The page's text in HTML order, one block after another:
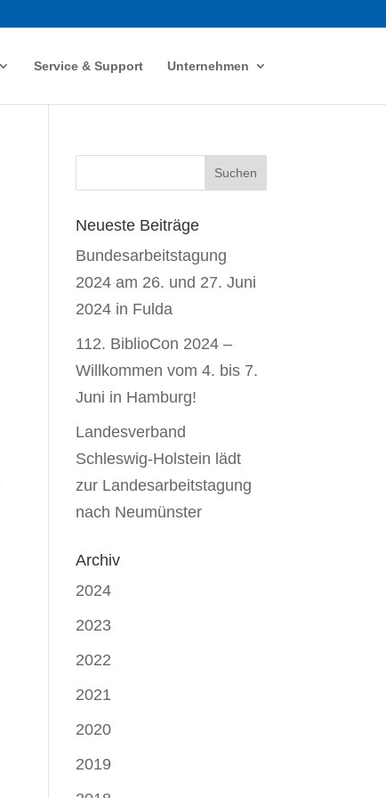
Service & Support Unternehmen
Neueste Beiträge
Bundesarbeitstagung
2024 am 26. und 27. Juni
2024 in Fulda
112. BiblioCon 2024 –
Willkommen vom 4. bis 7.
Juni in Hamburg!
Landesverband
Schleswig-Holstein lädt
zur Landesarbeitstagung
nach Neumünster
Archiv
2024
2023
2022
2021
2020
2019